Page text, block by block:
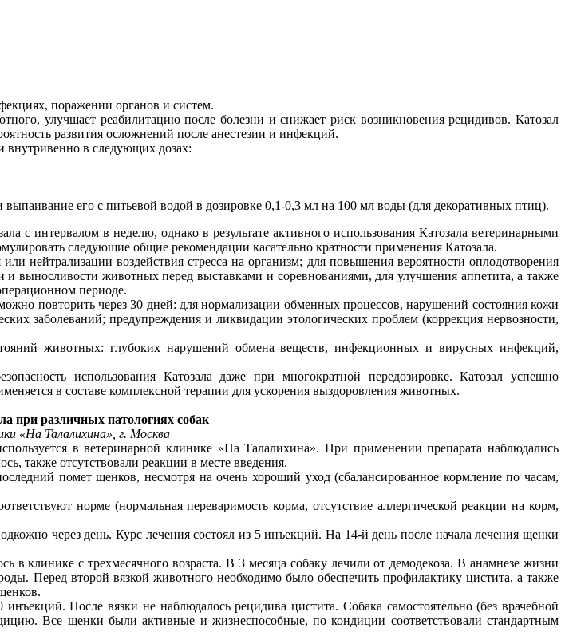
поражении органов и систем.
улучшает реабилитацию после болезни и снижает риск возникновения рецидивов. Катозал
развития осложнений после анестезии и инфекций.
внутривенно в следующих дозах:
его с питьевой водой в дозировке 0,1-0,3 мл на 100 мл воды (для декоративных птиц).
с интервалом в неделю, однако в результате активного использования Катозала ветеринарными
следующие общие рекомендации касательно кратности применения Катозала.
нейтрализации воздействия стресса на организм; для повышения вероятности оплодотворения
выносливости животных перед выставками и соревнованиями, для улучшения аппетита, а также
периоде.
повторить через 30 дней: для нормализации обменных процессов, нарушений состояния кожи
заболеваний; предупреждения и ликвидации этологических проблем (коррекция нервозности,
животных: глубоких нарушений обмена веществ, инфекционных и вирусных инфекций,
использования Катозала даже при многократной передозировке. Катозал успешно
в составе комплексной терапии для ускорения выздоровления животных.
при различных патологиях собак
«На Талалихина», г. Москва
в ветеринарной клинике «На Талалихина». При применении препарата наблюдались
также отсутствовали реакции в месте введения.
помет щенков, несмотря на очень хороший уход (сбалансированное кормление по часам,
норме (нормальная переваримость корма, отсутствие аллергической реакции на корм,
через день. Курс лечения состоял из 5 инъекций. На 14-й день после начала лечения щенки
клинике с трехмесячного возраста. В 3 месяца собаку лечили от демодекоза. В анамнезе жизни
Перед второй вязкой животного необходимо было обеспечить профилактику цистита, а также
После вязки не наблюдалось рецидива цистита. Собака самостоятельно (без врачебной
Все щенки были активные и жизнеспособные, по кондиции соответствовали стандартным